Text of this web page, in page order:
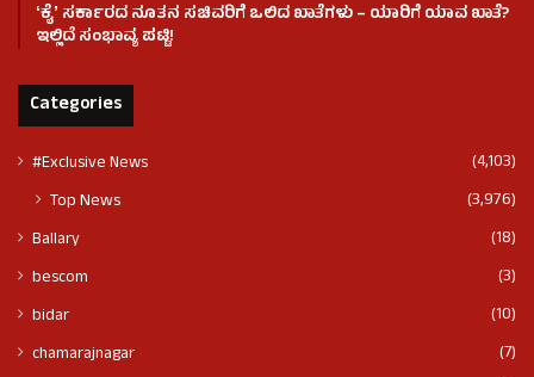
ʻಕೈʼ ಸರ್ಕಾರದ ನೂತನ ಸಚಿವರಿಗೆ ಒಲಿದ ಖಾತೆಗಳು – ಯಾರಿಗೆ ಯಾವ ಖಾತೆ?
ಇಲ್ಲಿದೆ ಸಂಭಾವ್ಯ ಪಟ್ಟಿ!
Categories
#Exclusive News (4,103)
Top News (3,976)
Ballary
(18)
bescom
(3)
bidar
(10)
chamarajnagar
(7)